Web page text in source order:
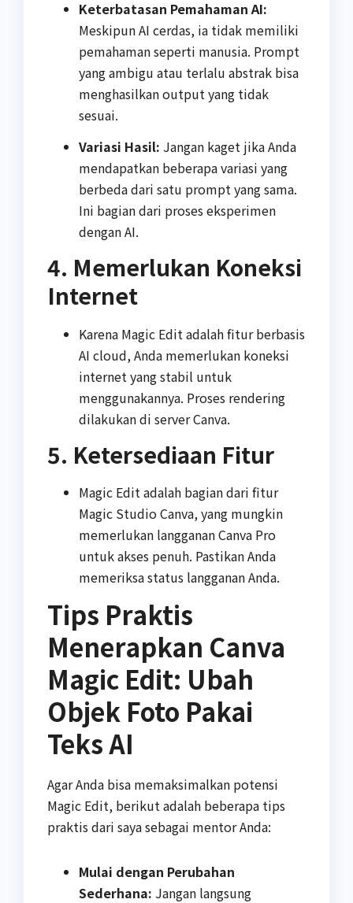
Keterbatasan Pemahaman AI:
Meskipun AI cerdas, ia tidak memiliki
pemahaman seperti manusia. Prompt
yang ambigu atau terlalu abstrak bisa
menghasilkan output yang tidak
sesuai.
Variasi Hasil: Jangan kaget jika Anda
mendapatkan beberapa variasi yang
berbeda dari satu prompt yang sama.
Ini bagian dari proses eksperimen
dengan AI.
4. Memerlukan Koneksi
Internet
Karena Magic Edit adalah fitur berbasis
AI cloud, Anda memerlukan koneksi
internet yang stabil untuk
menggunakannya. Proses rendering
dilakukan di server Canva.
5. Ketersediaan Fitur
Magic Edit adalah bagian dari fitur
Magic Studio Canva, yang mungkin
memerlukan langganan Canva Pro
untuk akses penuh. Pastikan Anda
memeriksa status langganan Anda.
Tips Praktis
Menerapkan Canva
Magic Edit: Ubah
Objek Foto Pakai
Teks AI
Agar Anda bisa memaksimalkan potensi
Magic Edit, berikut adalah beberapa tips
praktis dari saya sebagai mentor Anda:
Mulai dengan Perubahan
Sederhana: Jangan langsung